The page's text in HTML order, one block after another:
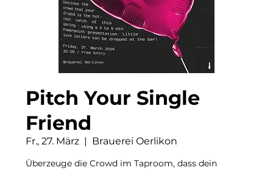
Pitch Your Single
Friend
Fr., 27. März
  |
Brauerei Oerlikon
Überzeuge die Crowd im Taproom, dass dein